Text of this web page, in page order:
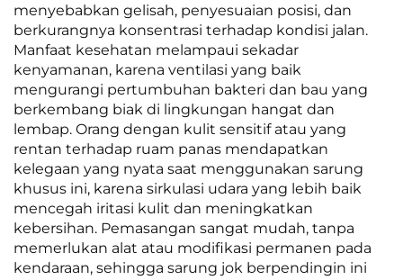
menyebabkan gelisah, penyesuaian posisi, dan
berkurangnya konsentrasi terhadap kondisi jalan.
Manfaat kesehatan melampaui sekadar
kenyamanan, karena ventilasi yang baik
mengurangi pertumbuhan bakteri dan bau yang
berkembang biak di lingkungan hangat dan
lembap. Orang dengan kulit sensitif atau yang
rentan terhadap ruam panas mendapatkan
kelegaan yang nyata saat menggunakan sarung
khusus ini, karena sirkulasi udara yang lebih baik
mencegah iritasi kulit dan meningkatkan
kebersihan. Pemasangan sangat mudah, tanpa
memerlukan alat atau modifikasi permanen pada
kendaraan, sehingga sarung jok berpendingin ini